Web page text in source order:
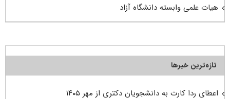
هیات علمی وابسته دانشگاه آزاد
تازه‌ترین خبرها
اعطای ردا کارت به دانشجویان دکتری از مهر ۱۴۰۵